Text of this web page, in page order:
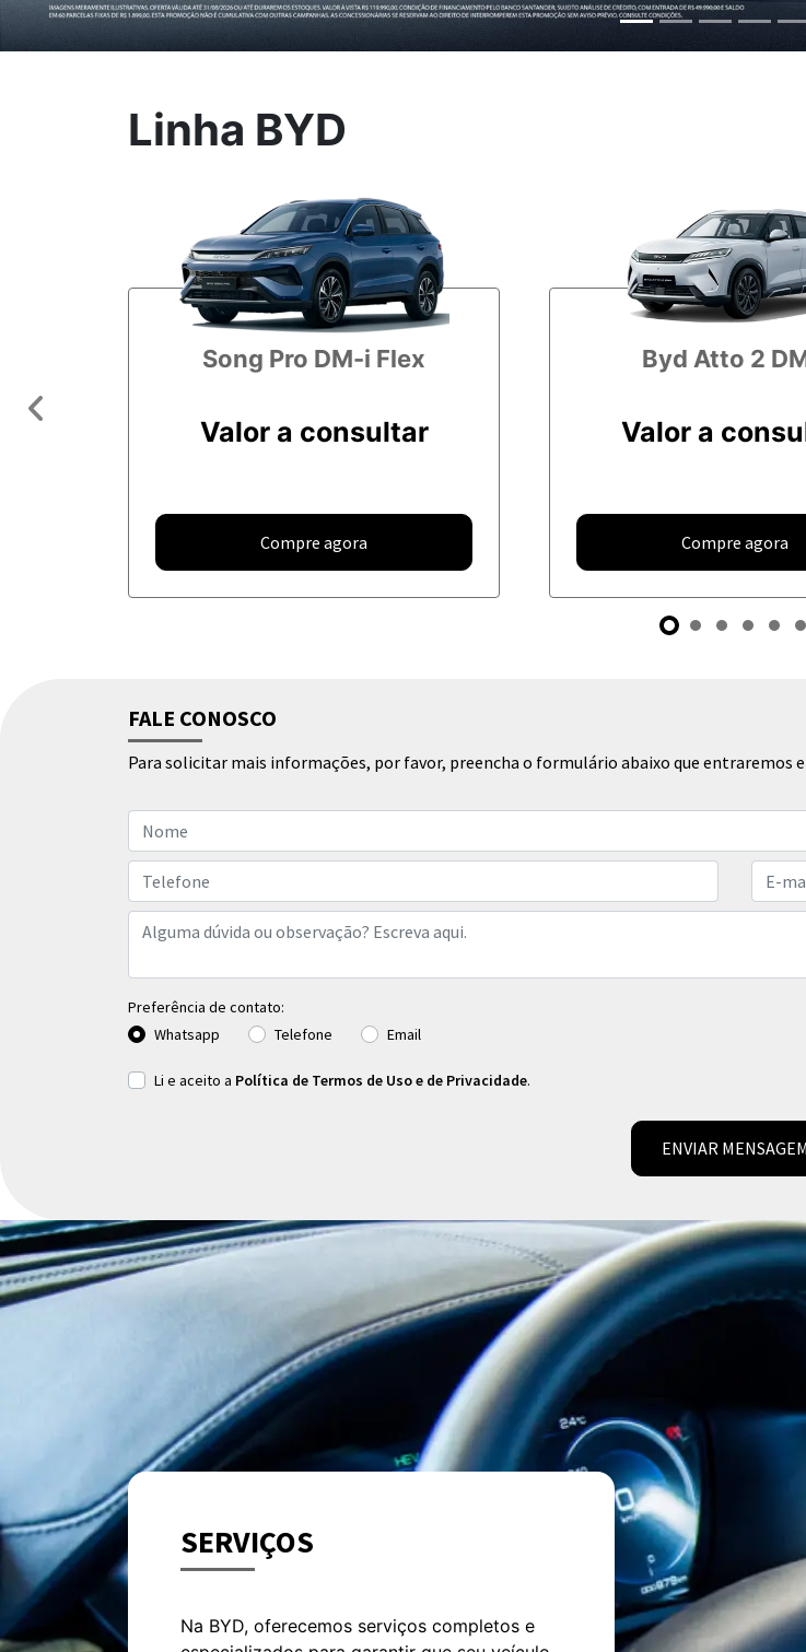
Linha BYD
Song Pro DM-i Flex
Valor a consultar
Compre agora
Byd Atto 2
Valor a
Compre agora
Anterior
FALE CONOSCO
Para solicitar mais informações, por favor, preencha o formulário abaixo que entraremos
Preferência de contato:
Whatsapp
Telefone Email
Li e aceito a Política de Termos de Uso e de Privacidade.
ENVIAR MENSAGEM
SERVIÇOS
Na BYD, oferecemos serviços completos e